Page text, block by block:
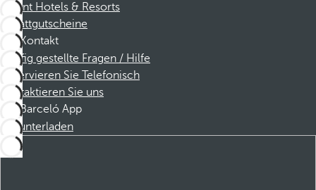
Dorint Hotels & Resorts
Rabattgutscheine
Kontakt
Häufig gestellte Fragen / Hilfe
Reservieren Sie Telefonisch
Kontaktieren Sie uns
Barceló App
Herunterladen